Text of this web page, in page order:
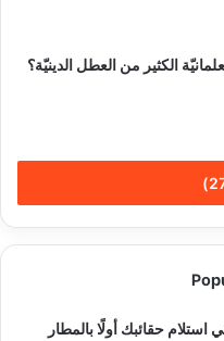
الكثير من العطل الدينيّة؟
حقائبك أولًا بالمطار